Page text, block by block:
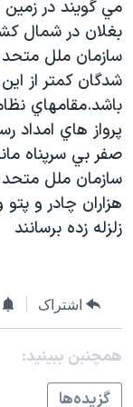
فرهنگ و زندگی
حقوق شهروندی
اقتصادی
علم و فناوری
اسرائیل در جنگ
گالری عکس
آرشیو پخش زنده
مستندها
انتخابات ریاست
حمله جمهوری
رمز مهسا
ورزش زنان در
اعتراضات زن،
مجموعه مستندهای
چهل سال
دنبال کنید
زبانهای
سازمان ملل
باشد.مقامهاي
پرواز هاي امداد
صفر بي سرپناه
سازمان ملل متحد
هزاران چادر و
زلزله زده برسانند
اشتراک
همچنبن ببینید:
گزيده‌ها